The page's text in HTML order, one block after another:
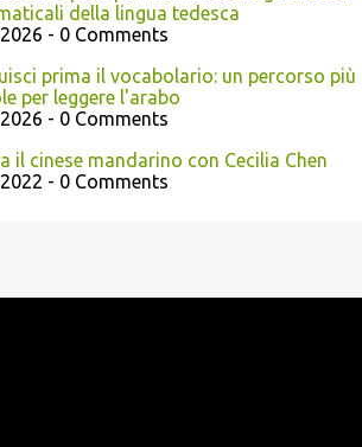
della lingua tedesca
- 0 Comments
prima il vocabolario: un percorso più
per leggere l'arabo
- 0 Comments
il cinese mandarino con Cecilia Chen
- 0 Comments